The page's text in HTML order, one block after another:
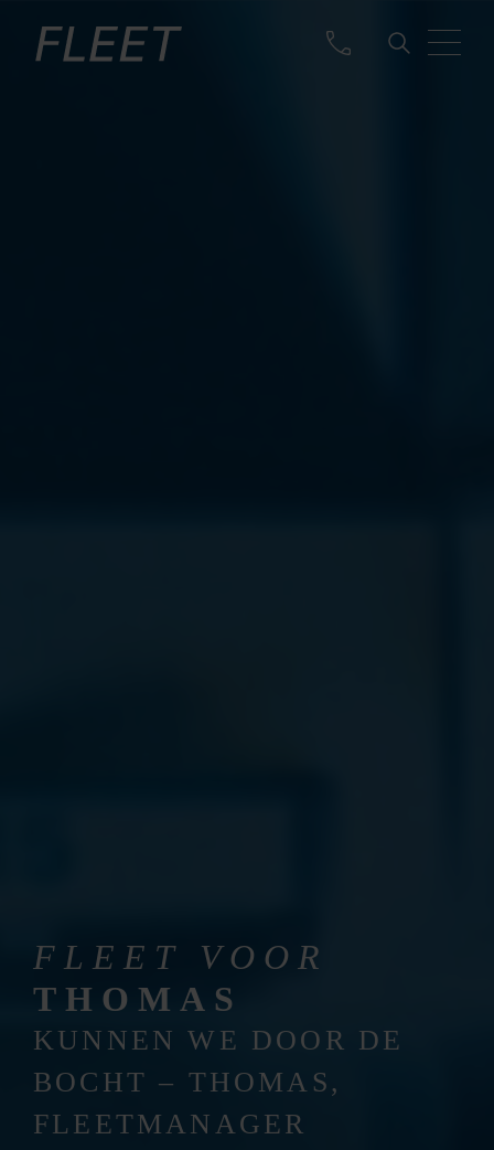
FLEET VOOR
THOMAS
KUNNEN WE DOOR DE
BOCHT – THOMAS,
FLEETMANAGER